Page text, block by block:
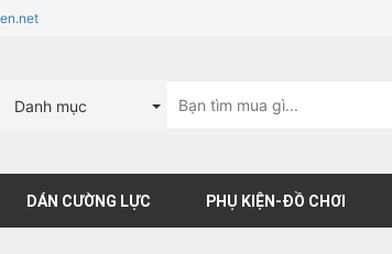
Danh mục
DÁN CƯỜNG LỰC PHỤ KIỆN-ĐỒ CHƠI